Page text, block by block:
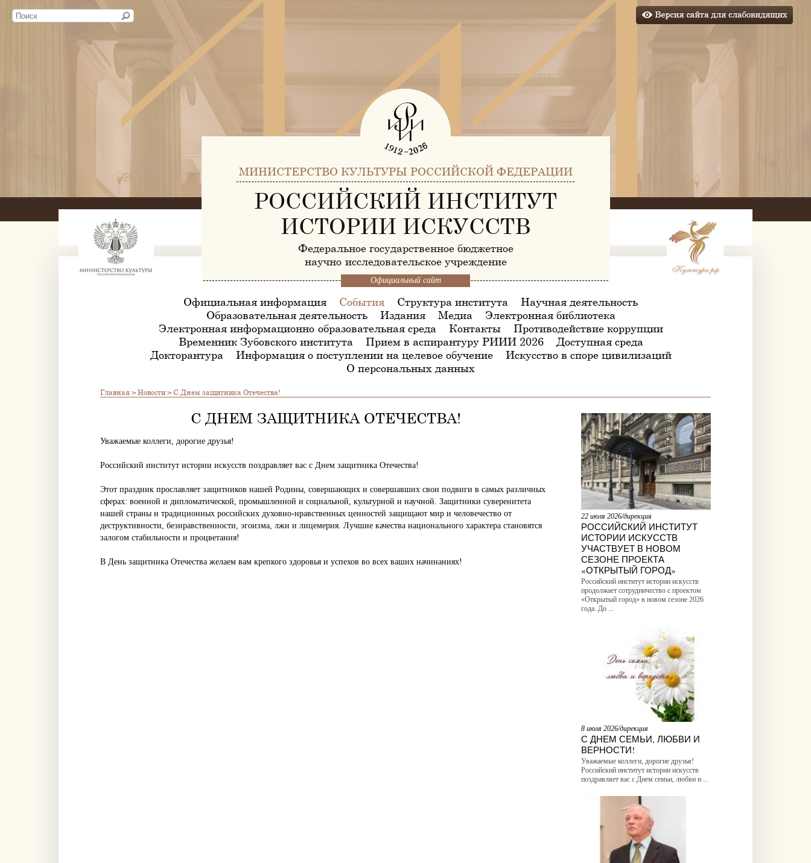
МИНИСТЕРСТВО КУЛЬТУРЫ РОССИЙСКОЙ ФЕДЕРАЦИИ
РОССИЙСКИЙ ИНСТИТУТ
ИСТОРИИ ИСКУССТВ
Федеральное государственное бюджетное
научно-исследовательское учреждение
Официальный сайт
Официальная информация События Структура института
Научная деятельность
Образовательная деятельность
Издания Медиа
Электронная библиотека
Электронная информационно-образовательная среда
Контакты
Противодействие коррупции
Временник Зубовского института
Прием в аспирантуру РИИИ 2026
Доступная среда
Докторантура
Информация о поступлении на целевое обучение
Искусство в споре цивилизаций
О персональных данных
Главная>Новости>С Днем защитника Отечества!
22 июля 2026/дирекция
РОССИЙСКИЙ ИНСТИТУТ
ИСТОРИИ ИСКУССТВ
УЧАСТВУЕТ В НОВОМ
СЕЗОНЕ ПРОЕКТА
«ОТКРЫТЫЙ ГОРОД»
Российский институт истории искусств
продолжает сотрудничество с проектом
«Открытый город» в новом сезоне 2026
года. До ...
8 июля 2026/дирекция
С ДНЕМ СЕМЬИ, ЛЮБВИ И
ВЕРНОСТИ!
Уважаемые коллеги, дорогие друзья!
Российский институт истории искусств
поздравляет вас с Днем семьи, любви и ...
С ДНЕМ ЗАЩИТНИКА ОТЕЧЕСТВА!
Уважаемые коллеги, дорогие друзья!
Российский институт истории искусств поздравляет вас с Днем защитника Отечества!
Этот праздник прославляет защитников нашей Родины, совершающих и совершавших свои подвиги в самых различных
сферах: военной и дипломатической, промышленной и социальной, культурной и научной. Защитники суверенитета
нашей страны и традиционных российских духовно-нравственных ценностей защищают мир и человечество от
деструктивности, безнравственности, эгоизма, лжи и лицемерия. Лучшие качества национального характера становятся
залогом стабильности и процветания!
В День защитника Отечества желаем вам крепкого здоровья и успехов во всех ваших начинаниях!